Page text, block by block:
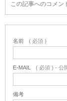
この記事へのコメン
名前 ( 必須 )
E-MAIL ( 必須 ) - 公
備考